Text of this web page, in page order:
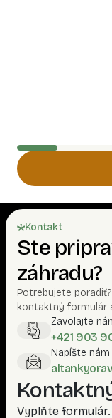
konštrukcia zo
Typ dreva:
Rozmery:4 m x
altánok)
Nosné stĺpy:9 x
Stĺpové vzpery:
Výška: 2 m
do hrebeňa)
Farba
Kontakt
Ste
záhradu?
Potrebujete
kontaktný formulár
Zavolajte
+421 903
Napíšte nám
Vyplňte formulár.